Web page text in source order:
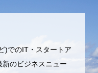
)でのIT・スタートア
のビジネスニュー